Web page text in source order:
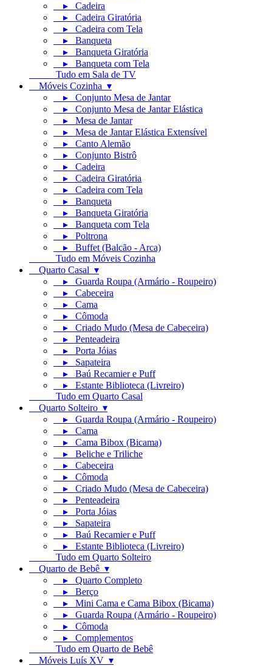
▸ Cadeira
▸ Cadeira Giratória
▸ Cadeira com Tela
▸ Banqueta
▸ Banqueta Giratória
▸ Banqueta com Tela
Tudo em Sala de TV
Móveis Cozinha ▾
▸ Conjunto Mesa de Jantar
▸ Conjunto Mesa de Jantar Elástica
▸ Mesa de Jantar
▸ Mesa de Jantar Elástica Extensível
▸ Canto Alemão
▸ Conjunto Bistrô
▸ Cadeira
▸ Cadeira Giratória
▸ Cadeira com Tela
▸ Banqueta
▸ Banqueta Giratória
▸ Banqueta com Tela
▸ Poltrona
▸ Buffet (Balcão - Arca)
Tudo em Móveis Cozinha
Quarto Casal ▾
▸ Guarda Roupa (Armário - Roupeiro)
▸ Cabeceira
▸ Cama
▸ Cômoda
▸ Criado Mudo (Mesa de Cabeceira)
▸ Penteadeira
▸ Porta Jóias
▸ Sapateira
▸ Baú Recamier e Puff
▸ Estante Biblioteca (Livreiro)
Tudo em Quarto Casal
Quarto Solteiro ▾
▸ Guarda Roupa (Armário - Roupeiro)
▸ Cama
▸ Cama Bibox (Bicama)
▸ Beliche e Triliche
▸ Cabeceira
▸ Cômoda
▸ Criado Mudo (Mesa de Cabeceira)
▸ Penteadeira
▸ Porta Jóias
▸ Sapateira
▸ Baú Recamier e Puff
▸ Estante Biblioteca (Livreiro)
Tudo em Quarto Solteiro
Quarto de Bebê ▾
▸ Quarto Completo
▸ Berço
▸ Mini Cama e Cama Bibox (Bicama)
▸ Guarda Roupa (Armário - Roupeiro)
▸ Cômoda
▸ Complementos
Tudo em Quarto de Bebê
Móveis Luís XV ▾